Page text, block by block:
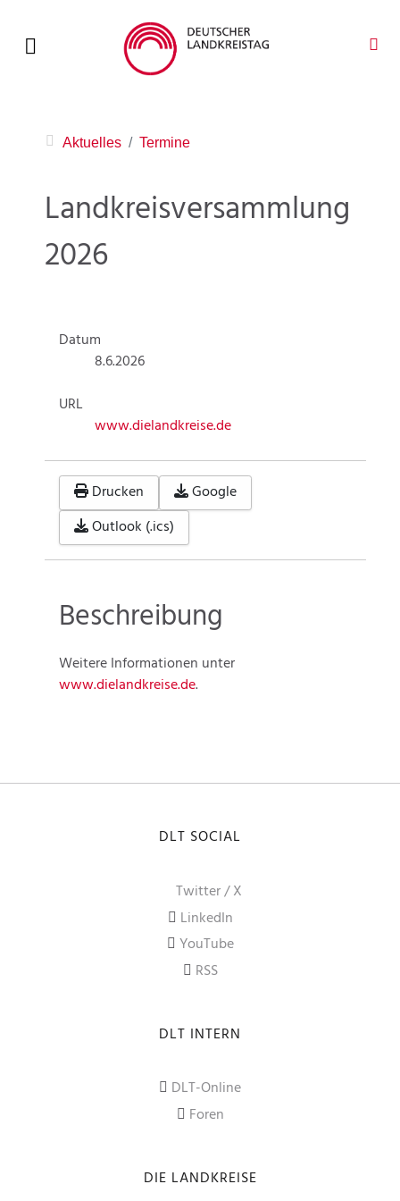
Aktuelles Termine
Landkreisversammlung
2026
Datum
8.6.2026
URL
www.dielandkreise.de
Drucken
Google
Outlook (.ics)
Beschreibung
Weitere Informationen unter
www.dielandkreise.de.
DLT SOCIAL
Twitter / X
LinkedIn
YouTube
RSS
DLT INTERN
DLT-Online
Foren
DIE LANDKREISE